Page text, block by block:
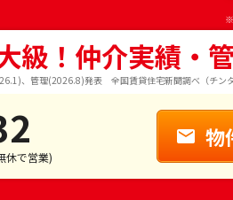
級！仲介実績・
、管理(2026.8)発表 全国賃貸住宅新聞調べ（チンタ
休で営業)
物